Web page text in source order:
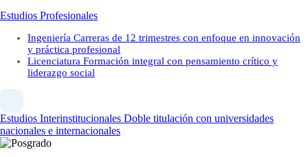
Estudios Profesionales
Ingeniería Carreras de 12 trimestres con enfoque en innovación
y práctica profesional
Licenciatura Formación integral con pensamiento crítico y
liderazgo social
Estudios Interinstitucionales Doble titulación con universidades
nacionales e internacionales